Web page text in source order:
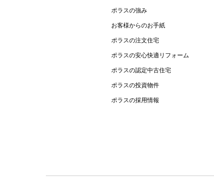
ポラスの強み
お客様からのお手紙
ポラスの注文住宅
ポラスの安心快適リフォーム
ポラスの認定中古住宅
ポラスの投資物件
ポラスの採用情報